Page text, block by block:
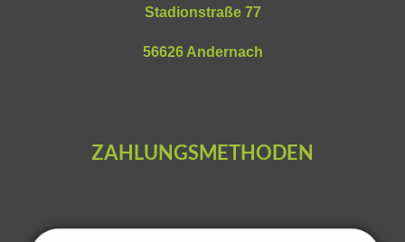
Stadionstraße 77
56626 Andernach
ZAHLUNGSMETHODEN